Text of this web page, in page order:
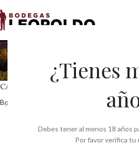
¿Tienes
Debes tener al menos 18 años
Por favor verifica tu
CATEGORÍAS DEL PRODUCTO
Bodegas 483